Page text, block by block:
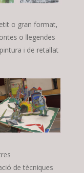
o gran format,
o llegendes
i de retallat
de tècniques